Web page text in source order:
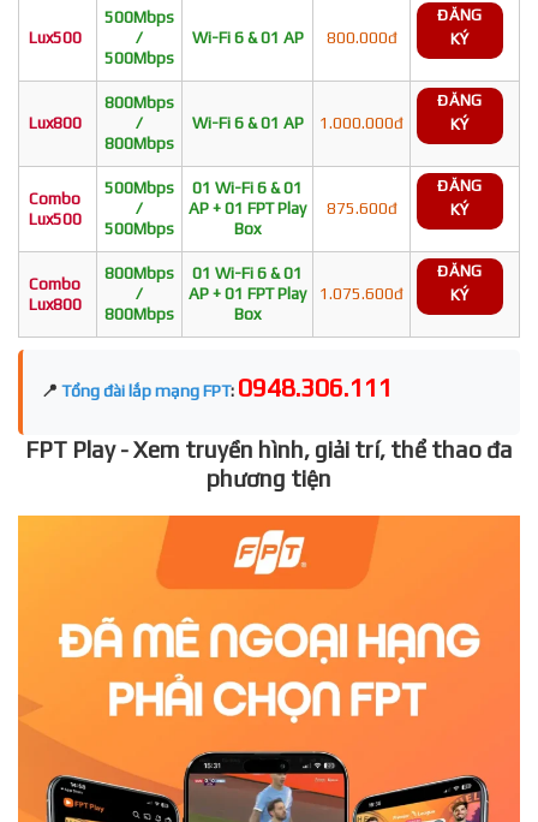
Lux500
500Mbps
/
500Mbps
Wi-Fi 6 & 01 AP 800.000đ
ĐĂNG
KÝ
Lux800
800Mbps
/
800Mbps
Wi-Fi 6 & 01 AP 1.000.000đ
ĐĂNG
KÝ
Combo
Lux500
500Mbps
/
500Mbps
01 Wi-Fi 6 & 01
AP + 01 FPT Play
Box
875.600đ
ĐĂNG
KÝ
Combo
Lux800
800Mbps
/
800Mbps
01 Wi-Fi 6 & 01
AP + 01 FPT Play
Box
1.075.600đ
ĐĂNG
KÝ
📍 Tổng đài lắp mạng FPT: 0948.306.111
FPT Play - Xem truyền hình, giải trí, thể thao đa
phương tiện